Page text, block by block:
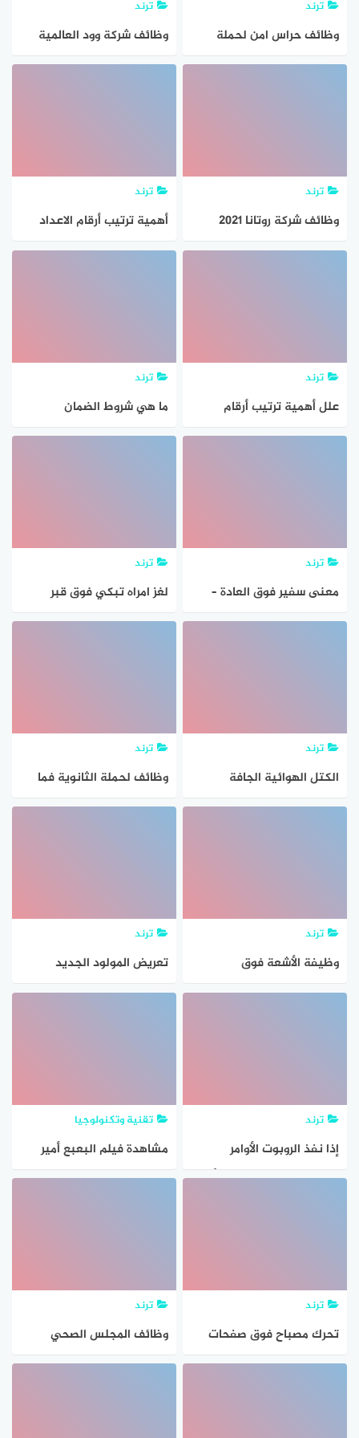
ترند
وظائف حراس امن لحملة
الثانوية فما فوق من
ترند
وظائف شركة وود العالمية
لخدمات النفط والطاقة
ترند
وظائف شركة روتانا 2021
لحملة الثانوية فما فوق في
ترند
أهمية ترتيب أرقام الاعداد
بعضها فوق بعض عند اجراء
ترند
علل أهمية ترتيب أرقام
الاعداد بعضها فوق بعض
ترند
ما هي شروط الضمان
الاجتماعي لمن عمرهم فوق
ترند
معنى سفير فوق العادة –
موقع جاوبني
ترند
لغز امراه تبكي فوق قبر
سالوها لماذا تبكي
ترند
الكتل الهوائية الجافة
القادمة من المناطق
ترند
وظائف لحملة الثانوية فما
فوق
ترند
وظيفة الأشعة فوق
البنفسجية والحمراء في
ترند
تعريض المولود الجديد
المصاب باصفرار الجلد للأشعة
ترند
إذا نفذ الروبوت الأوامر
الموجودة في الصورة سيأكل
تقنية وتكنولوجيا
مشاهدة فيلم البعبع أمير
كرارة كامل ايجي بست اكوام
ترند
تحرك مصباح فوق صفحات
كتاب من مسافة 30cm
ترند
وظائف المجلس الصحي
السعودي لحملة الدبلوم فما